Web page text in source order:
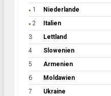
● 1 Niederlande
● 2 Italien
3 Lettland
4 Slowenien
5 Armenien
6 Moldawien
7 Ukraine